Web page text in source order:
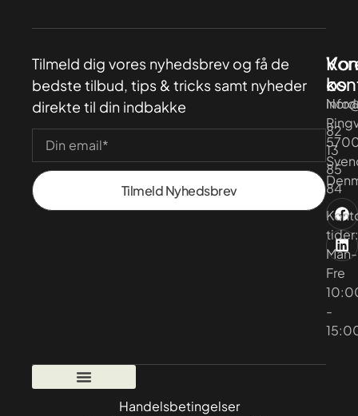
Tilmeld dig vores nyhedsbrev og få de
bedste tilbud, tips & tricks samt nyheder
direkte til din indbakke
Tilmeld Nyhedsbrev
os
82
13
85
84
tider:
Man-
Fre
-
Handelsbetingelser